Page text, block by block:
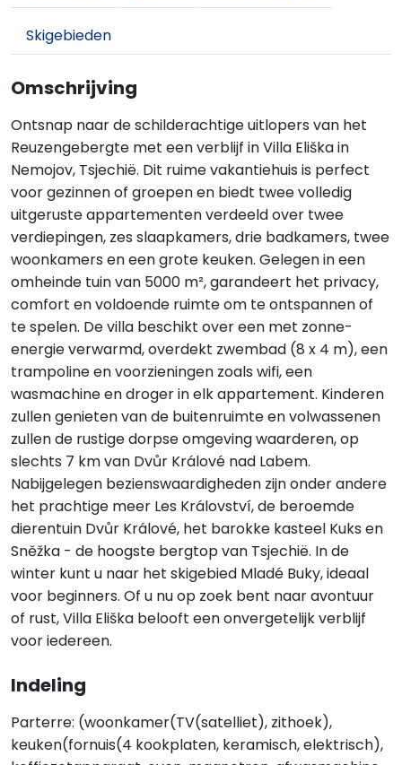
Skigebieden
Omschrijving
Ontsnap naar de schilderachtige uitlopers van het
Reuzengebergte met een verblijf in Villa Eliška in
Nemojov, Tsjechië. Dit ruime vakantiehuis is perfect
voor gezinnen of groepen en biedt twee volledig
uitgeruste appartementen verdeeld over twee
verdiepingen, zes slaapkamers, drie badkamers, twee
woonkamers en een grote keuken. Gelegen in een
omheinde tuin van 5000 m², garandeert het privacy,
comfort en voldoende ruimte om te ontspannen of
te spelen. De villa beschikt over een met zonne-
energie verwarmd, overdekt zwembad (8 x 4 m), een
trampoline en voorzieningen zoals wifi, een
wasmachine en droger in elk appartement. Kinderen
zullen genieten van de buitenruimte en volwassenen
zullen de rustige dorpse omgeving waarderen, op
slechts 7 km van Dvůr Králové nad Labem.
Nabijgelegen bezienswaardigheden zijn onder andere
het prachtige meer Les Království, de beroemde
dierentuin Dvůr Králové, het barokke kasteel Kuks en
Sněžka - de hoogste bergtop van Tsjechië. In de
winter kunt u naar het skigebied Mladé Buky, ideaal
voor beginners. Of u nu op zoek bent naar avontuur
of rust, Villa Eliška belooft een onvergetelijk verblijf
voor iedereen.
Indeling
Parterre: (woonkamer(TV(satelliet), zithoek),
keuken(fornuis(4 kookplaten, keramisch, elektrisch),